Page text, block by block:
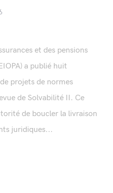
et des pensions
a publié huit
projets de normes
de Solvabilité II. Ce
de boucler la livraison
juridiques...